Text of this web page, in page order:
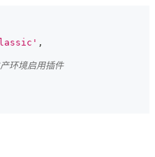
,
环境启用插件